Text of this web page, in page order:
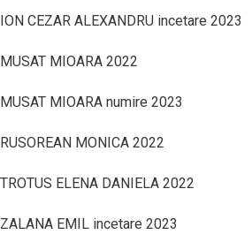
ION CEZAR ALEXANDRU incetare 2023
MUSAT MIOARA 2022
MUSAT MIOARA numire 2023
RUSOREAN MONICA 2022
TROTUS ELENA DANIELA 2022
ZALANA EMIL incetare 2023